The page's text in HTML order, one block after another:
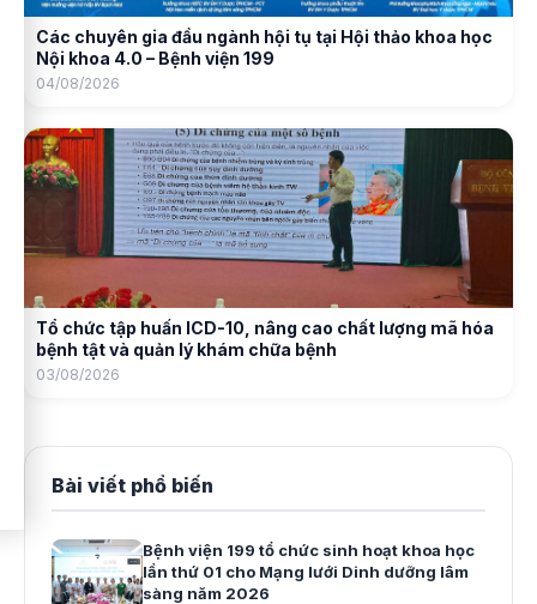
Các chuyên gia đầu ngành hội tụ tại Hội thảo khoa học
Nội khoa 4.0 – Bệnh viện 199
04/08/2026
Tổ chức tập huấn ICD-10, nâng cao chất lượng mã hóa
bệnh tật và quản lý khám chữa bệnh
03/08/2026
Bài viết phổ biến
Bệnh viện 199 tổ chức sinh hoạt khoa học
lần thứ 01 cho Mạng lưới Dinh dưỡng lâm
sàng năm 2026